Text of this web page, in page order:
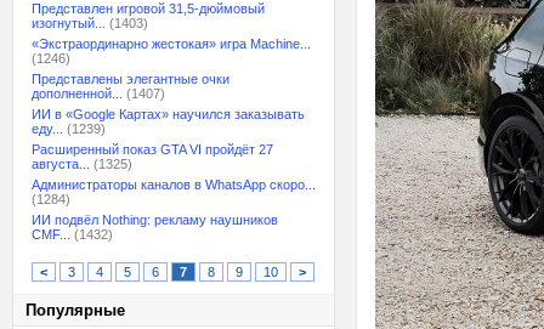
Представлен игровой 31,5-дюймовый
изогнутый...
(1403)
«Экстраординарно жестокая» игра Machine...
(1246)
Представлены элегантные очки
дополненной...
(1407)
ИИ в «Google Картах» научился заказывать
еду...
(1239)
Расширенный показ GTA VI пройдёт 27
августа...
(1325)
Администраторы каналов в WhatsApp скоро...
(1284)
ИИ подвёл Nothing: рекламу наушников
CMF...
(1432)
< 3 4 5 6 7 8 9 10 >
Популярные